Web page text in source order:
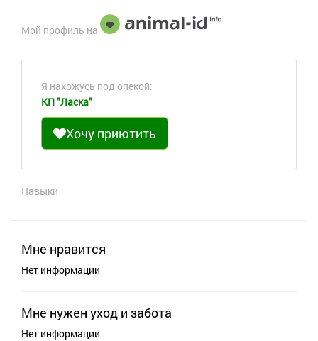
Мой профиль на
Я нахожусь под опекой:
КП "Ласка"
Хочу приютить
Навыки
Мне нравится
Нет информации
Мне нужен уход и забота
Нет информации